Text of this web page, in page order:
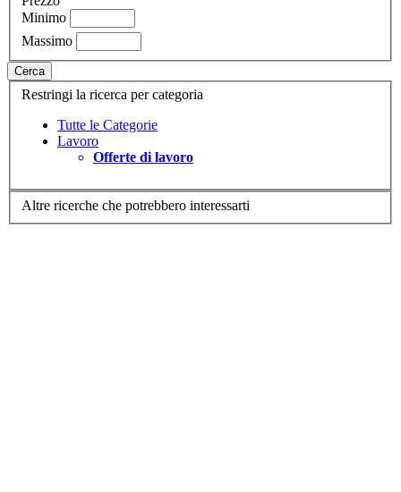
Minimo
Massimo
Cerca
Restringi la ricerca per categoria
Tutte le Categorie
Lavoro
Offerte di lavoro
Altre ricerche che potrebbero interessarti